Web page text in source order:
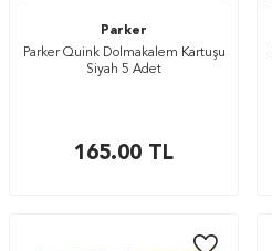
Parker
Parker Quink Dolmakalem Kartuşu
Siyah 5 Adet
165.00 TL